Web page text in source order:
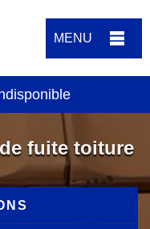
MENU
fuite toiture